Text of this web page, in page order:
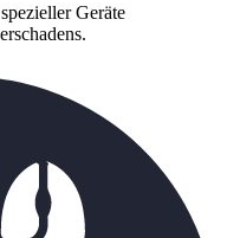
Geräte